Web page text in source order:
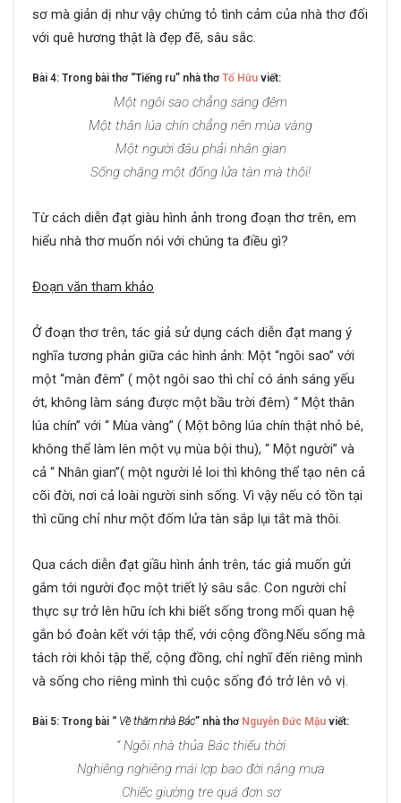
sơ mà giản dị như vậy chứng tỏ tình cảm của nhà thơ đối
với quê hương thật là đẹp đẽ, sâu sắc.
Bài 4: Trong bài thơ “Tiếng ru” nhà thơ Tố Hữu viết:
Một ngôi sao chẳng sáng đêm
Một thân lúa chín chẳng nên mùa vàng
Một người đâu phải nhân gian
Sống chăng một đống lửa tàn mà thôi!
Từ cách diễn đạt giàu hình ảnh trong đoạn thơ trên, em
hiểu nhà thơ muốn nói với chúng ta điều gì?
Đoạn văn tham khảo
Ở đoạn thơ trên, tác giả sử dụng cách diễn đạt mang ý
nghĩa tương phản giữa các hình ảnh: Một “ngôi sao” với
một “màn đêm” ( một ngôi sao thì chỉ có ánh sáng yếu
ớt, không làm sáng được một bầu trời đêm) “ Một thân
lúa chín” với “ Mùa vàng” ( Một bông lúa chín thật nhỏ bé,
không thể làm lên một vụ mùa bội thu), “ Một người” và
cả “ Nhân gian”( một người lẻ loi thì không thể tạo nên cả
cõi đời, nơi cả loài người sinh sống. Vì vậy nếu có tồn tại
thì cũng chỉ như một đốm lửa tàn sắp lụi tắt mà thôi.
Qua cách diễn đạt giầu hình ảnh trên, tác giả muốn gửi
gắm tới người đọc một triết lý sâu sắc. Con người chỉ
thực sự trở lên hữu ích khi biết sống trong mối quan hệ
gắn bó đoàn kết với tập thể, với cộng đồng.Nếu sống mà
tách rời khỏi tập thể, cộng đồng, chỉ nghĩ đến riêng mình
và sống cho riêng mình thì cuộc sống đó trở lên vô vị.
Bài 5: Trong bài “ Về thăm nhà Bác” nhà thơ Nguyễn Đức Mậu viết:
“ Ngôi nhà thủa Bác thiếu thời
Nghiêng nghiêng mái lợp bao đời nắng mưa
Chiếc giường tre quá đơn sơ